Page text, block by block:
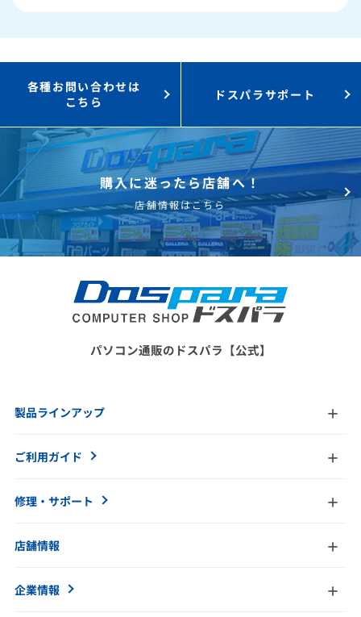
Steamにチャージ可能なポイント！
各種お問い合わせは
こちら
ドスパラサポート
購入に迷ったら店舗へ！
店舗情報はこちら
パソコン通販のドスパラ【公式】
製品ラインアップ
ご利用ガイド
修理・サポート
店舗情報
企業情報